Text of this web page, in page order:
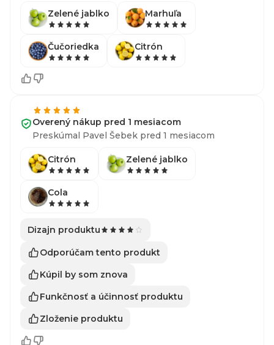
Zelené jablko Marhuľa
Čučoriedka Citrón
Overený nákup pred 1 mesiacom
Preskúmal Pavel Šebek pred 1 mesiacom
Citrón Zelené jablko
Cola
Dizajn produktu
Odporúčam tento produkt
Kúpil by som znova
Funkčnosť a účinnosť produktu
Zloženie produktu